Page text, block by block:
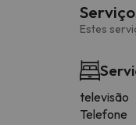
Estes
televisão
Telefone